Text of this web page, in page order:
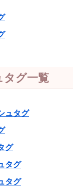
タグ一覧
ュタグ
グ
タグ
タグ